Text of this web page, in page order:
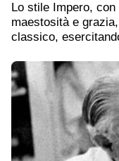
Lo stile Impero,
maestosità e
classico,